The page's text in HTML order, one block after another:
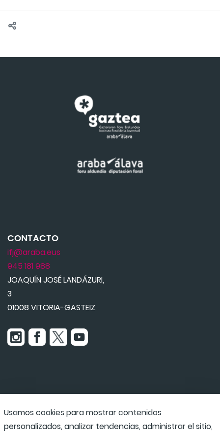
Udaraba
CONTACTO
ifj@araba.eus
945 181 988
JOAQUÍN JOSÉ LANDÁZURI,
3
01008 VITORIA-GASTEIZ
Usamos cookies para mostrar contenidos
personalizados, analizar tendencias, administrar el sitio,